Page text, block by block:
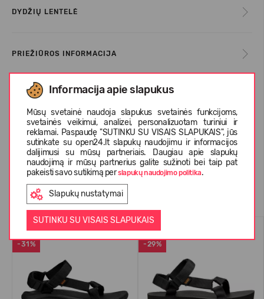
Informacija apie slapukus
Mūsų svetainė naudoja slapukus svetainės funkcijoms,
svetainės veikimui, analizei, personalizuotam turiniui ir
reklamai. Paspaudę "SUTINKU SU VISAIS SLAPUKAIS", jūs
sutinkate su open24.lt slapukų naudojimu ir informacijos
dalijimusi su mūsų partneriais. Daugiau apie slapukų
naudojimą ir mūsų partnerius galite sužinoti bei taip pat
pakeisti savo sutikimą perslapukų naudojimo politika.
Slapukų nustatymai
SUTINKU SU VISAIS SLAPUKAIS
DYDŽIŲ LENTELĖ
PRIEŽIŪROS INFORMACIJA
APIE TEVA
KLIENTŲ ATSILIEPIMAI (34)
Panašios prekės
-31% -29%